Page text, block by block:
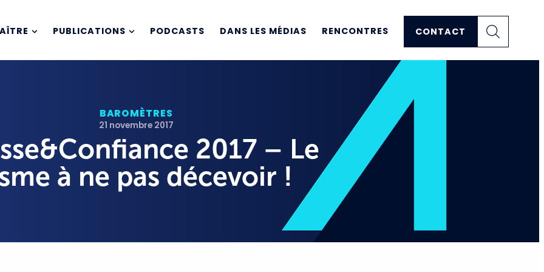
PUBLICATIONS PODCASTS DANS LES MÉDIAS RENCONTRES CONTACT
BAROMÈTRES
21 novembre 2017
2017 – Le
à ne pas décevoir !